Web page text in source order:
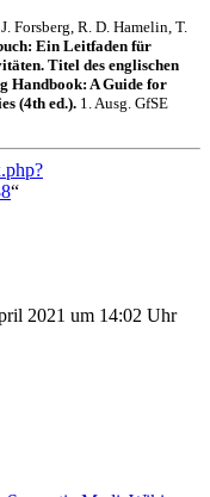
Forsberg, R. D. Hamelin, T.
Ein Leitfaden für
Titel des englischen
Handbook: A Guide for
(4th ed.). 1. Ausg. GfSE
“
2021 um 14:02 Uhr